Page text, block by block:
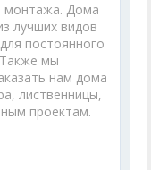
монтажа. Дома
лучших видов
постоянного
мы
нам дома
лиственницы,
проектам.